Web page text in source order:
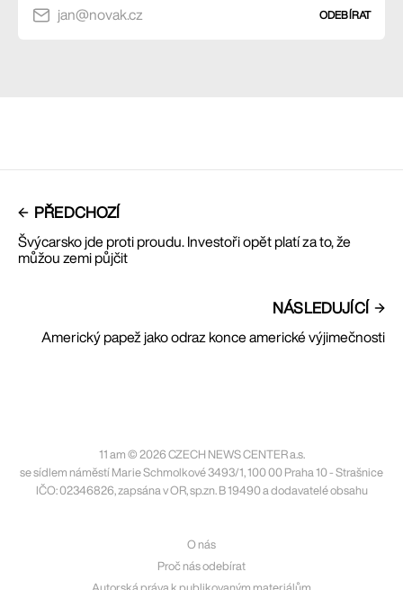
jan@novak.cz ODEBÍRAT
PŘEDCHOZÍ
Švýcarsko jde proti proudu. Investoři opět platí za to, že
můžou zemi půjčit
NÁSLEDUJÍCÍ
Americký papež jako odraz konce americké výjimečnosti
11 am © 2026 CZECH NEWS CENTER a.s.
se sídlem náměstí Marie Schmolkové 3493/1, 100 00 Praha 10 - Strašnice
IČO: 02346826, zapsána v OR, sp.zn. B 19490 a dodavatelé obsahu
O nás
Proč nás odebírat